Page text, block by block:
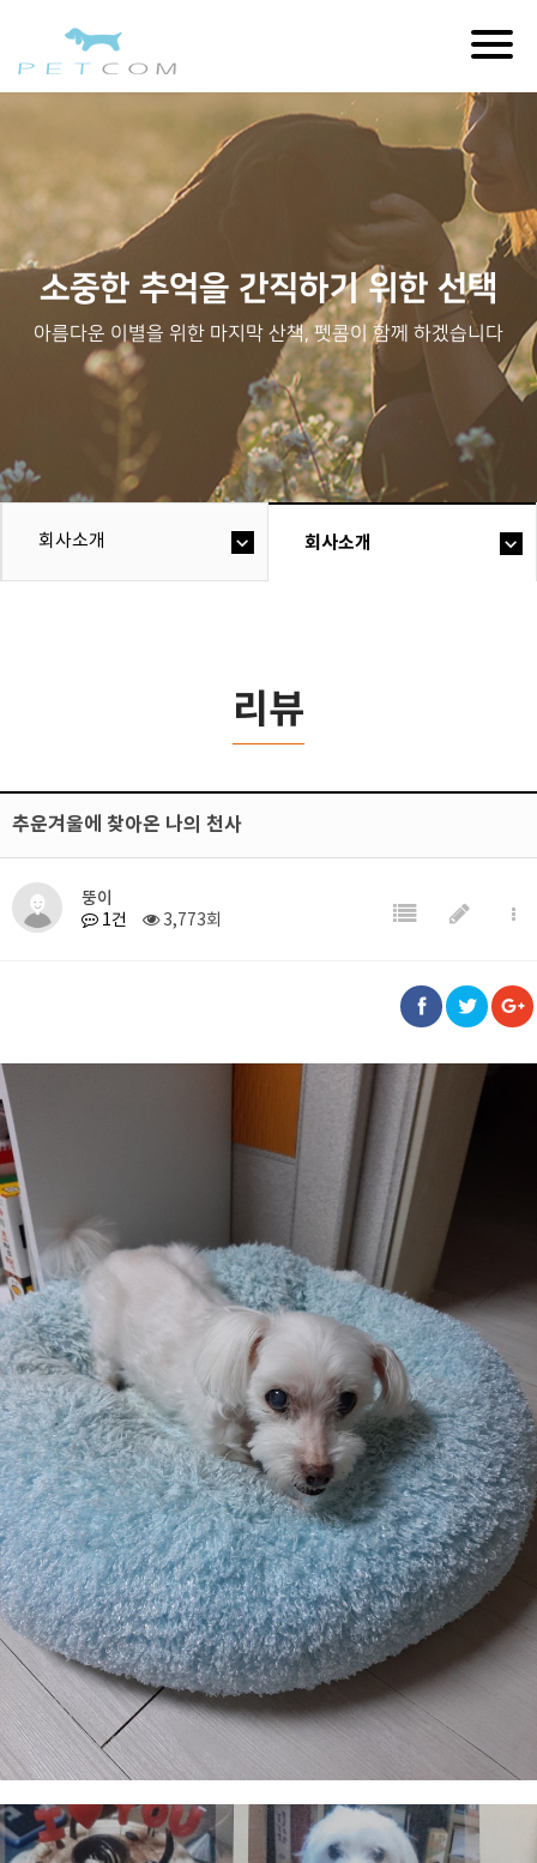
소중한 추억을 간직하기 위한 선택
아름다운 이별을 위한 마지막 산책, 펫콤이 함께 하겠습니다
회사소개 회사소개
리뷰
추운겨울에 찾아온 나의 천사
뚱이
1건 3,773회